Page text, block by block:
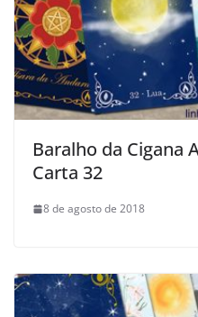
Baralho da Cigana
Carta 32
8 de agosto de 2018